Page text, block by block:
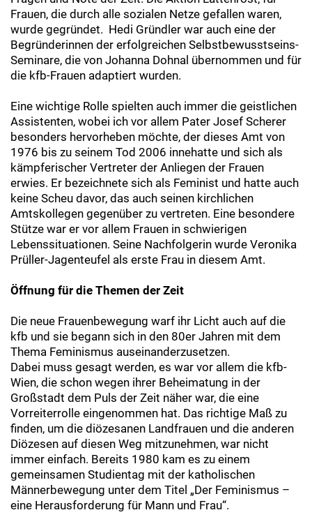
Frauen, die durch alle sozialen Netze gefallen waren,
wurde gegründet. Hedi Gründler war auch eine der
Begründerinnen der erfolgreichen Selbstbewusstseins-
Seminare, die von Johanna Dohnal übernommen und für
die kfb-Frauen adaptiert wurden.
Eine wichtige Rolle spielten auch immer die geistlichen
Assistenten, wobei ich vor allem Pater Josef Scherer
besonders hervorheben möchte, der dieses Amt von
1976 bis zu seinem Tod 2006 innehatte und sich als
kämpferischer Vertreter der Anliegen der Frauen
erwies. Er bezeichnete sich als Feminist und hatte auch
keine Scheu davor, das auch seinen kirchlichen
Amtskollegen gegenüber zu vertreten. Eine besondere
Stütze war er vor allem Frauen in schwierigen
Lebenssituationen. Seine Nachfolgerin wurde Veronika
Prüller-Jagenteufel als erste Frau in diesem Amt.
Öffnung für die Themen der Zeit
Die neue Frauenbewegung warf ihr Licht auch auf die
kfb und sie begann sich in den 80er Jahren mit dem
Thema Feminismus auseinanderzusetzen.
Dabei muss gesagt werden, es war vor allem die kfb-
Wien, die schon wegen ihrer Beheimatung in der
Großstadt dem Puls der Zeit näher war, die eine
Vorreiterrolle eingenommen hat. Das richtige Maß zu
finden, um die diözesanen Landfrauen und die anderen
Diözesen auf diesen Weg mitzunehmen, war nicht
immer einfach. Bereits 1980 kam es zu einem
gemeinsamen Studientag mit der katholischen
Männerbewegung unter dem Titel „Der Feminismus –
eine Herausforderung für Mann und Frau“.